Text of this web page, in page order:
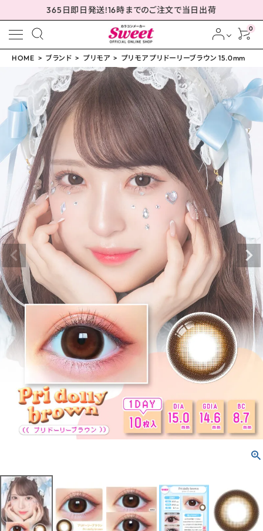
365日即日発送!16時までのご注文で当日出荷
0
meeting_room ログイン person 会員登録
プリモア プリドーリーブ
ラウン 15.0mm
¥
1,650 (税込)
配送方法について
発送について
お支払い方法について
お買い物ガイド
お問い合わせ
よくあるご質問
HOME ブランド プリモア プリモア プリドーリーブラウン 15.0mm